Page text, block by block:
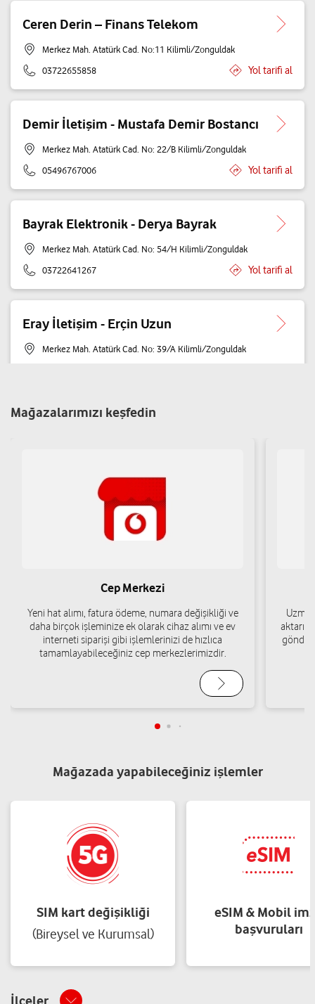
Ceren Derin – Finans Telekom
Merkez Mah. Atatürk Cad. No:11 Kilimli/Zonguldak
03722655858
Yol tarifi al
Demir İletişim - Mustafa Demir Bostancı
Merkez Mah. Atatürk Cad. No: 22/B Kilimli/Zonguldak
05496767006
Yol tarifi al
Bayrak Elektronik - Derya Bayrak
Merkez Mah. Atatürk Cad. No: 54/H Kilimli/Zonguldak
03722641267
Yol tarifi al
Eray İletişim - Erçin Uzun
Merkez Mah. Atatürk Cad. No: 39/A Kilimli/Zonguldak
Ceren Derin – Finans Telekom
Mağazalarımızı keşfedin
Cep Merkezi
Yeni hat alımı, fatura ödeme, numara değişikliği ve
daha birçok işleminize ek olarak cihaz alımı ve ev
interneti siparişi gibi işlemlerinizi de hızlıca
tamamlayabileceğiniz cep merkezlerimizdir.
Mağazada yapabileceğiniz işlemler
SIM kart değişikliği
(Bireysel ve Kurumsal)
eSIM & Mobil
başvuruları
İlçeler